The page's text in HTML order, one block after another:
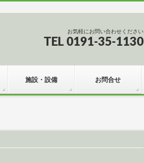
お気軽にお問い合わせください
TEL 0191-35-1130
施設・設備 お問合せ